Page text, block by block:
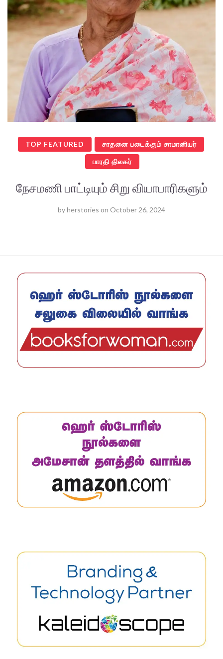
TOP FEATURED சாதனை படைக்கும் சாமானியர்
பாரதி திலகர்
நேசமணி பாட்டியும் சிறு வியாபாரிகளும்
byherstories on October 26, 2024